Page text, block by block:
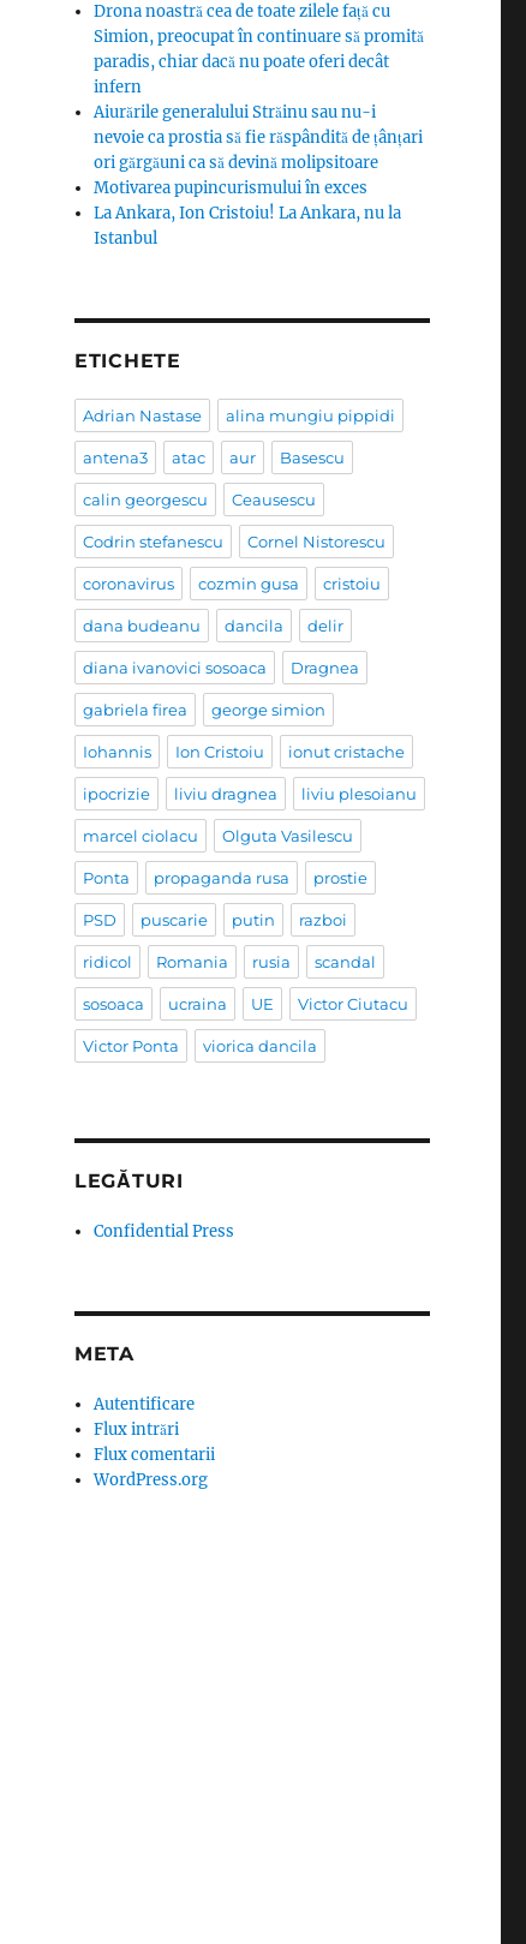
Drona noastră cea de toate zilele față cu
Simion, preocupat în continuare să promită
paradis, chiar dacă nu poate oferi decât
infern
Aiurările generalului Străinu sau nu-i
nevoie ca prostia să fie răspândită de țânțari
ori gărgăuni ca să devină molipsitoare
Motivarea pupincurismului în exces
La Ankara, Ion Cristoiu! La Ankara, nu la
Istanbul
ETICHETE
Adrian Nastase alina mungiu pippidi
antena3 atac aur Basescu
calin georgescu Ceausescu
Codrin stefanescu Cornel Nistorescu
coronavirus cozmin gusa cristoiu
dana budeanu dancila delir
diana ivanovici sosoaca Dragnea
gabriela firea george simion
Iohannis Ion Cristoiu ionut cristache
ipocrizie liviu dragnea liviu plesoianu
marcel ciolacu Olguta Vasilescu
Ponta propaganda rusa prostie
PSD puscarie putin razboi
ridicol Romania rusia scandal
sosoaca ucraina UE Victor Ciutacu
Victor Ponta viorica dancila
LEGĂTURI
Confidential Press
META
Autentificare
Flux intrări
Flux comentarii
WordPress.org